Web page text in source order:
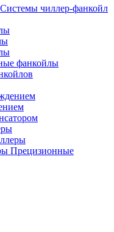
Системы чиллер-фанкойл
фанкойлы
Прецизионные